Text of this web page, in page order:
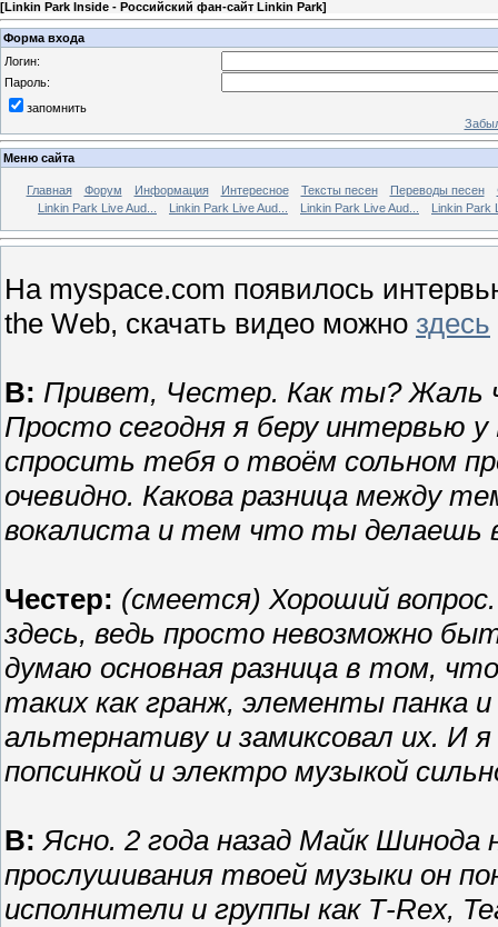
[Linkin Park Inside - Российский фан-сайт Linkin Park]
Форма входа
Логин:
Пароль:
запомнить
Меню сайта
Главная Форум Информация Интересное Тексты песен Переводы песен
Linkin Park Live Aud...
Linkin Park Live Aud... Linkin Park Live Aud... Linkin Park
На myspace.com появилось
the Web, скачать видео можно здесь
В: Привет, Честер. Как ты? Жаль
Просто сегодня я беру интервью
спросить тебя о твоём сольном
очевидно. Какова разница между
вокалиста и тем что ты делаешь
Честер: (cмеется) Хороший
здесь, ведь просто невозможно
думаю основная разница в том,
таких как гранж, элементы панка
альтернативу и замиксовал их. И
попсинкой и электро музыкой
В: Ясно. 2 года назад Майк
прослушивания твоей музыки он
исполнители и группы как Т-Rex,